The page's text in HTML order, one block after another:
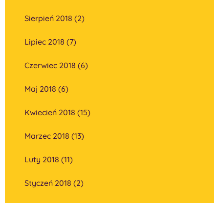
Sierpień 2018 (2)
Lipiec 2018 (7)
Czerwiec 2018 (6)
Maj 2018 (6)
Kwiecień 2018 (15)
Marzec 2018 (13)
Luty 2018 (11)
Styczeń 2018 (2)